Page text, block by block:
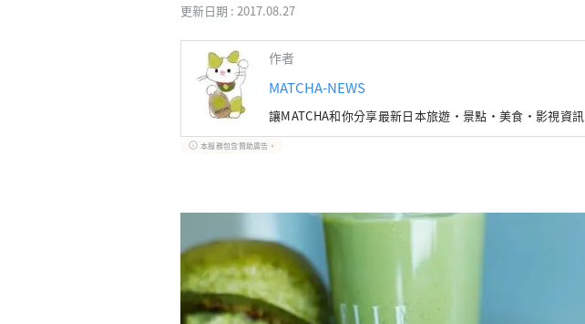
更新日期 : 2017.08.27
作者
MATCHA-NEWS
讓MATCHA和你分享最新日本旅遊・景點・美食・影視資訊
本服務包含贊助廣告。